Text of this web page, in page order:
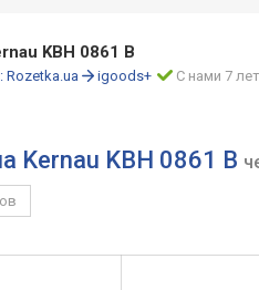
KBH 0861 B
Rozetka.ua igoods+ С нами 7 лет
Kernau KBH 0861 B